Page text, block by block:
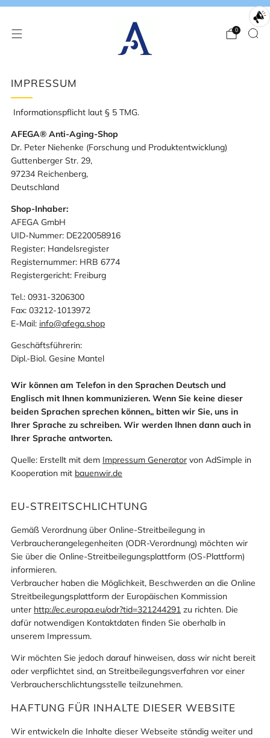
0
IMPRESSUM
Informationspflicht laut § 5 TMG.
AFEGA® Anti-Aging-Shop
Dr. Peter Niehenke (Forschung und Produktentwicklung)
Guttenberger Str. 29,
97234 Reichenberg,
Deutschland
Shop-Inhaber:
​AFEGA GmbH
UID-Nummer: DE220058916
Register: Handelsregister
Registernummer: HRB 6774
Registergericht: Freiburg
Tel.: 0931-3206300
Fax: 03212-1013972
E-Mail: info@afega.shop
Geschäftsführerin:
Dipl.-Biol. Gesine Mantel
Wir können am Telefon in den Sprachen Deutsch und
Englisch mit Ihnen kommunizieren. Wenn Sie keine dieser
beiden Sprachen sprechen können,, bitten wir Sie, uns in
Ihrer Sprache zu schreiben. Wir werden Ihnen dann auch in
Ihrer Sprache antworten.
Quelle: Erstellt mit dem Impressum Generator von AdSimple in
Kooperation mit bauenwir.de
EU-STREITSCHLICHTUNG
Gemäß Verordnung über Online-Streitbeilegung in
Verbraucherangelegenheiten (ODR-Verordnung) möchten wir
Sie über die Online-Streitbeilegungsplattform (OS-Plattform)
informieren.
Verbraucher haben die Möglichkeit, Beschwerden an die Online
Streitbeilegungsplattform der Europäischen Kommission
unter http://ec.europa.eu/odr?tid=321244291 zu richten. Die
dafür notwendigen Kontaktdaten finden Sie oberhalb in
unserem Impressum.
Wir möchten Sie jedoch darauf hinweisen, dass wir nicht bereit
oder verpflichtet sind, an Streitbeilegungsverfahren vor einer
Verbraucherschlichtungsstelle teilzunehmen.
HAFTUNG FÜR INHALTE DIESER WEBSITE
Wir entwickeln die Inhalte dieser Webseite ständig weiter und